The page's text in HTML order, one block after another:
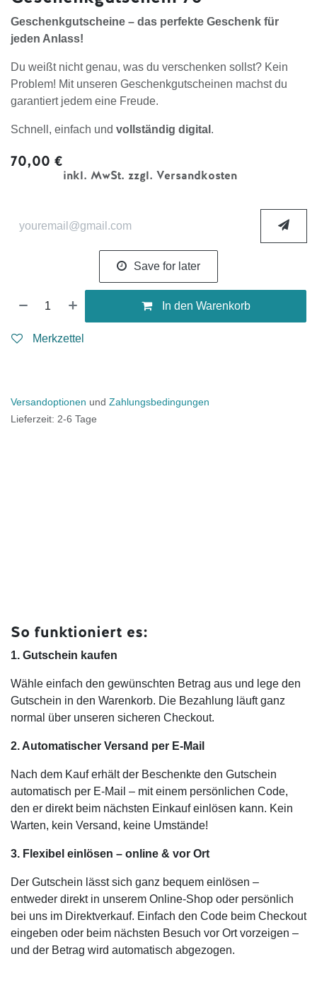
Geschenkgutscheine – das perfekte Geschenk für
jeden Anlass!
Du weißt nicht genau, was du verschenken sollst? Kein
Problem! Mit unseren Geschenkgutscheinen machst du
garantiert jedem eine Freude.
Schnell, einfach und vollständig digital .
70,00 €
inkl. MwSt. zzgl. Versandkosten
Save for later
In den Warenkorb
Merkzettel
Versandoptionen und Zahlungsbedingungen
Lieferzeit: 2-6 Tage
So funktioniert es:
1. Gutschein kaufen
Wähle einfach den gewünschten Betrag aus und lege den
Gutschein in den Warenkorb. Die Bezahlung läuft ganz
normal über unseren sicheren Checkout.
2. Automatischer Versand per E-Mail
Nach dem Kauf erhält der Beschenkte den Gutschein
automatisch per E-Mail – mit einem persönlichen Code,
den er direkt beim nächsten Einkauf einlösen kann. Kein
Warten, kein Versand, keine Umstände!
3. Flexibel einlösen – online & vor Ort
Der Gutschein lässt sich ganz bequem einlösen –
entweder direkt in unserem Online-Shop oder persönlich
bei uns im Direktverkauf. Einfach den Code beim Checkout
eingeben oder beim nächsten Besuch vor Ort vorzeigen –
und der Betrag wird automatisch abgezogen.